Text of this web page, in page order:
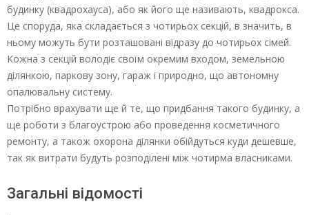
будинку (квадрохауса), або як його ще називають, квадрокса.
Це споруда, яка складається з чотирьох секцій, в значить, в
ньому можуть бути розташовані відразу до чотирьох сімей.
Кожна з секцій володіє своїм окремим входом, земельною
ділянкою, паркову зону, гараж і природно, що автономну
опалювальну систему.
Потрібно врахувати ще й те, що придбання такого будинку, а
ще роботи з благоустрою або проведення косметичного
ремонту, а також охорона ділянки обійдуться куди дешевше,
так як витрати будуть розподілені між чотирма власниками.
Загальні відомості